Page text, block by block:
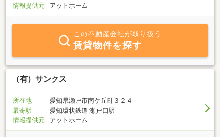
情報提供元
アットホーム
この不動産会社が取り扱う
賃貸物件を探す
（有）サンクス
所在地
愛知県瀬戸市南ケ丘町３２４
最寄駅
愛知環状鉄道 瀬戸口駅
情報提供元
アットホーム